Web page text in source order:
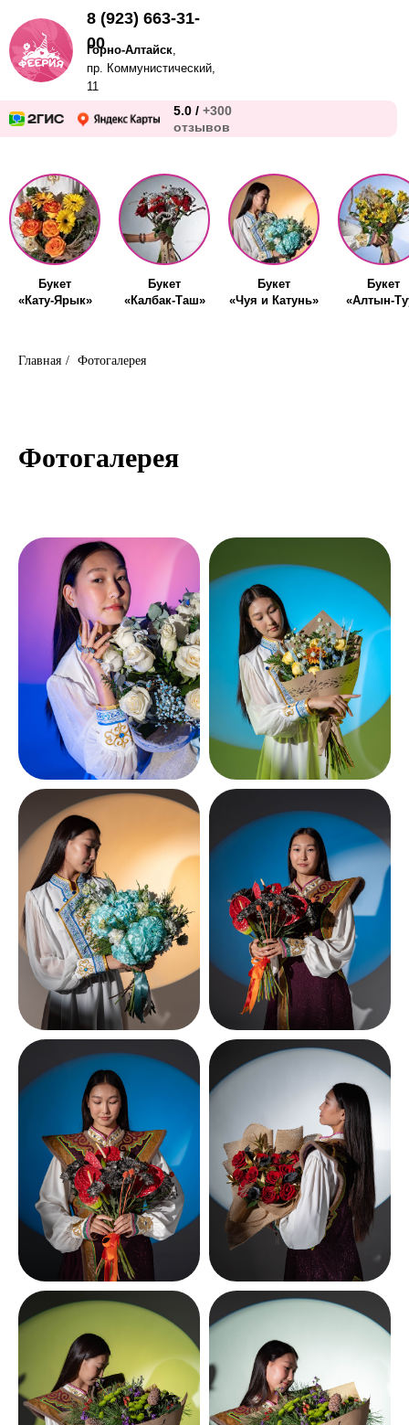
5.0 / +300
отзывов
Горно-Алтайск,
пр. Коммунистический,
11
8 (923) 663-31-
00
Букет
«Кату-Ярык»
Букет
«Калбак-Таш»
Букет
«Чуя и Катунь»
Букет
«Алтын-
Главная / Фотогалерея
Фотогалерея